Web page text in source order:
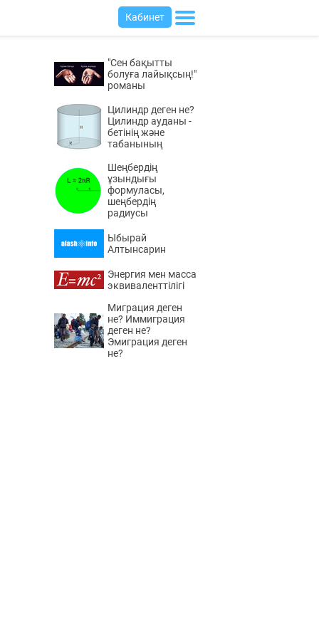
Кабинет
"Сен бақытты
болуға лайықсың!"
романы
Цилиндр деген не?
Цилиндр ауданы -
бетінің және
табанының
Шеңбердің
ұзындығы
формуласы,
шеңбердің
радиусы
Ыбырай
Алтынсарин
Энергия мен масса
эквиваленттілігі
Миграция деген
не? Иммиграция
деген не?
Эмиграция деген
не?